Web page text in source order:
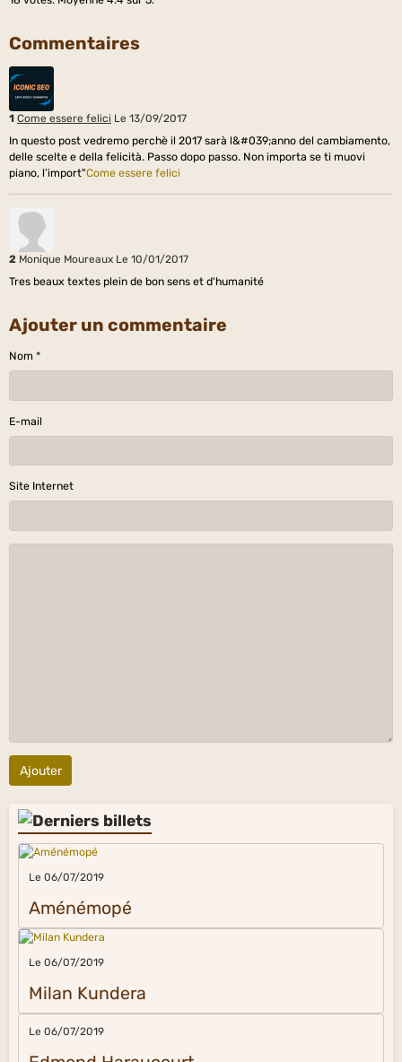
Commentaires
1 Come essere felici Le 13/09/2017
In questo post vedremo perchè il 2017 sarà l&#039;anno del cambiamento,
delle scelte e della felicità. Passo dopo passo. Non importa se ti muovi
piano, l’import"Come essere felici
2 Monique Moureaux Le 10/01/2017
Tres beaux textes plein de bon sens et d'humanité
Ajouter un commentaire
Nom
E-mail
Site Internet
Ajouter
Le 06/07/2019
Aménémopé
Le 06/07/2019
Milan Kundera
Le 06/07/2019